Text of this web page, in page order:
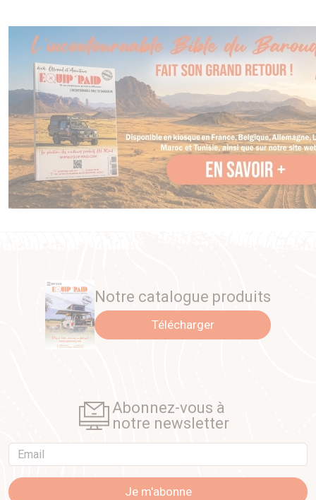
Notre catalogue produits
Télécharger
Abonnez-vous à
notre newsletter
Email
Je m'abonne